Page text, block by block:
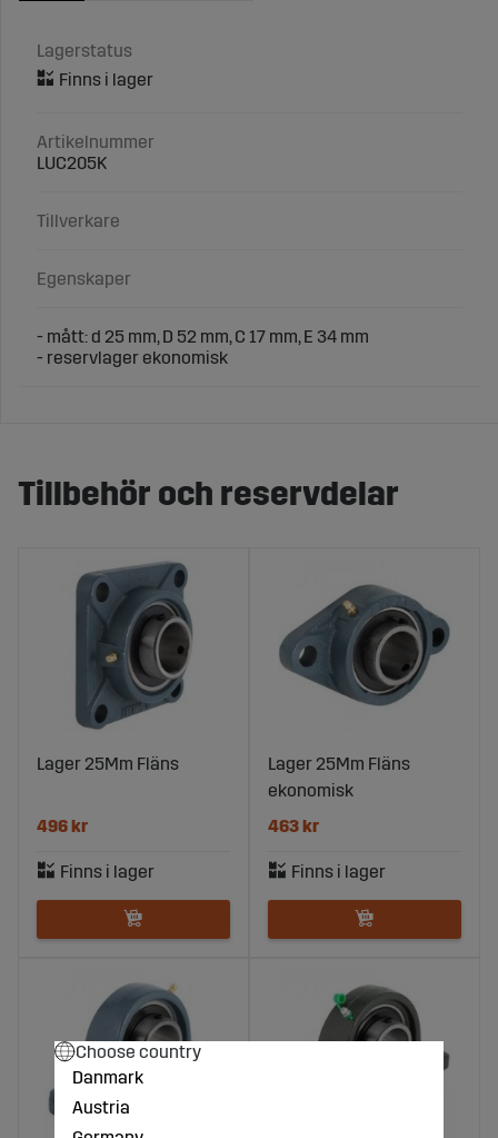
Lagerstatus
Artikelnummer
LUC205K
Tillverkare
Egenskaper
- mått: d 25 mm, D 52 mm, C 17 mm, E 34 mm
- reservlager ekonomisk
Tillbehör och reservdelar
Lager 25Mm Fläns
496 kr
Lager 25Mm Fläns
ekonomisk
463 kr
Choose country
Danmark
Austria